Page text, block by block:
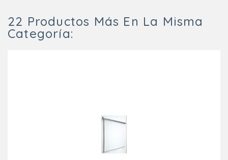
22 Productos Más En La Misma
Categoría: